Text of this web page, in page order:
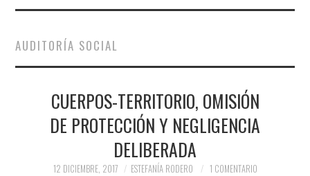
HACER BOSQUE (SALA DE
PRENSA Y
COLABORACIONES)
QUIÉN ES
AUDITORÍA SOCIAL
CUERPOS-TERRITORIO, OMISIÓN
DE PROTECCIÓN Y NEGLIGENCIA
DELIBERADA
12 DICIEMBRE, 2017 ESTEFANÍA RODERO 1 COMENTARIO